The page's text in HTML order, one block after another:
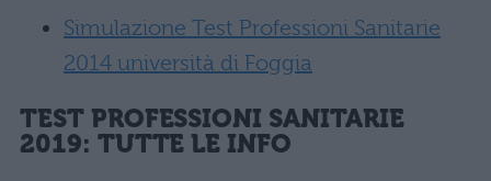
Simulazione Test Professioni Sanitarie
2014 università di Foggia
TEST PROFESSIONI SANITARIE
2019: TUTTE LE INFO